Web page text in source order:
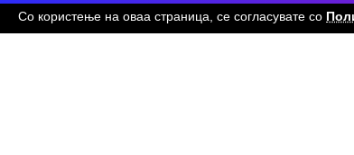
Со користење на оваа страница, се согласувате со